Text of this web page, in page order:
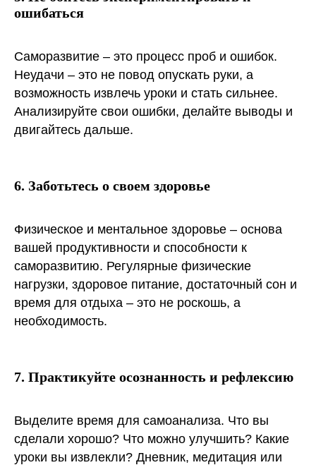
ошибаться
Саморазвитие – это процесс проб и ошибок.
Неудачи – это не повод опускать руки, а
возможность извлечь уроки и стать сильнее.
Анализируйте свои ошибки, делайте выводы и
двигайтесь дальше.
6. Заботьтесь о своем здоровье
Физическое и ментальное здоровье – основа
вашей продуктивности и способности к
саморазвитию. Регулярные физические
нагрузки, здоровое питание, достаточный сон и
время для отдыха – это не роскошь, а
необходимость.
7. Практикуйте осознанность и рефлексию
Выделите время для самоанализа. Что вы
сделали хорошо? Что можно улучшить? Какие
уроки вы извлекли? Дневник, медитация или